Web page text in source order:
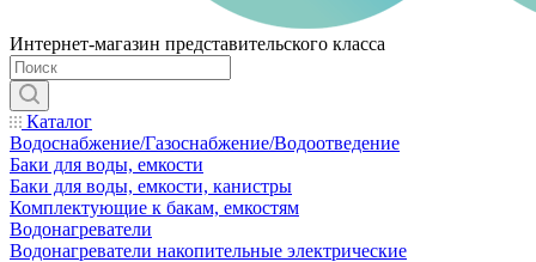
Интернет-магазин представительского класса
Каталог
Водоснабжение/Газоснабжение/Водоотведение
Баки для воды, емкости
Баки для воды, емкости, канистры
Комплектующие к бакам, емкостям
Водонагреватели
Водонагреватели накопительные электрические